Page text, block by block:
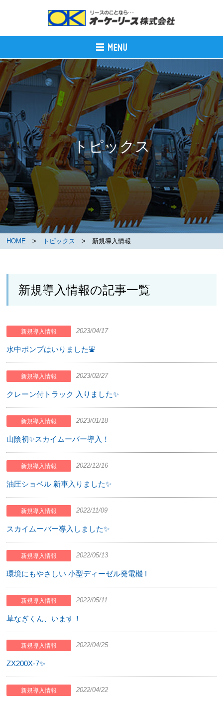
トピックス
HOME > トピックス > 新規導入情報
新規導入情報の記事一覧
新規導入情報 2023/04/17
水中ポンプはいりました⛲
新規導入情報 2023/02/27
クレーン付トラック 入りました✨
新規導入情報 2023/01/18
山陰初✨スカイムーバー導入！
新規導入情報 2022/12/16
油圧ショベル 新車入りました✨
新規導入情報 2022/11/09
スカイムーバー導入しました✨
新規導入情報 2022/05/13
環境にもやさしい 小型ディーゼル発電機 !
新規導入情報 2022/05/11
草なぎくん、います！
新規導入情報 2022/04/25
ZX200X-7✨
新規導入情報 2022/04/22